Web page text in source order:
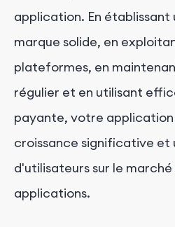
application. En établissant
marque solide, en
plateformes, en
régulier et en utilisant
payante, votre
croissance significative et
d'utilisateurs sur le
applications.